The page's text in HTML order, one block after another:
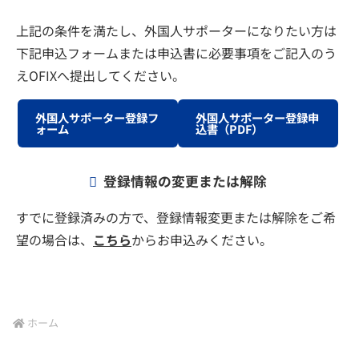
上記の条件を満たし、外国人サポーターになりたい方は
下記申込フォームまたは申込書に必要事項をご記入のう
えOFIXへ提出してください。
外国人サポーター登録フ
ォーム
外国人サポーター登録申
込書（PDF）
登録情報の変更または解除
すでに登録済みの方で、登録情報変更または解除をご希
望の場合は、 こちらからお申込みください。
ホーム